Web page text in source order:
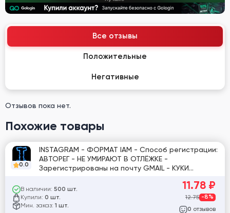
Все отзывы
Положительные
Негативные
Отзывов пока нет.
Похожие товары
0.0
INSTAGRAM - ФОРМАТ IAM - Способ регистрации:
АВТОРЕГ - НЕ УМИРАЮТ В ОТЛЁЖКЕ -
Зарегистрированы на почту GMAIL - КУКИ
В наличии: 500 шт.
Купили: 0 шт.
Мин. заказ: 1 шт.
11.78 ₽
12.75 -8%
0 отзывов